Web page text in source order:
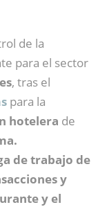
de la
para el sector
, tras el
para la
hotelera de
de trabajo de
y
y el